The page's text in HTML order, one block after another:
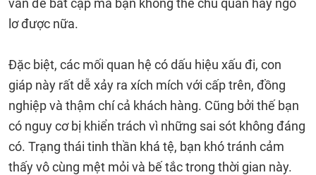
vấn đề bất cập mà bạn không thể chủ quan hay ngó
lơ được nữa.
Đặc biệt, các mối quan hệ có dấu hiệu xấu đi, con
giáp này rất dễ xảy ra xích mích với cấp trên, đồng
nghiệp và thậm chí cả khách hàng. Cũng bởi thế bạn
có nguy cơ bị khiển trách vì những sai sót không đáng
có. Trạng thái tinh thần khá tệ, bạn khó tránh cảm
thấy vô cùng mệt mỏi và bế tắc trong thời gian này.